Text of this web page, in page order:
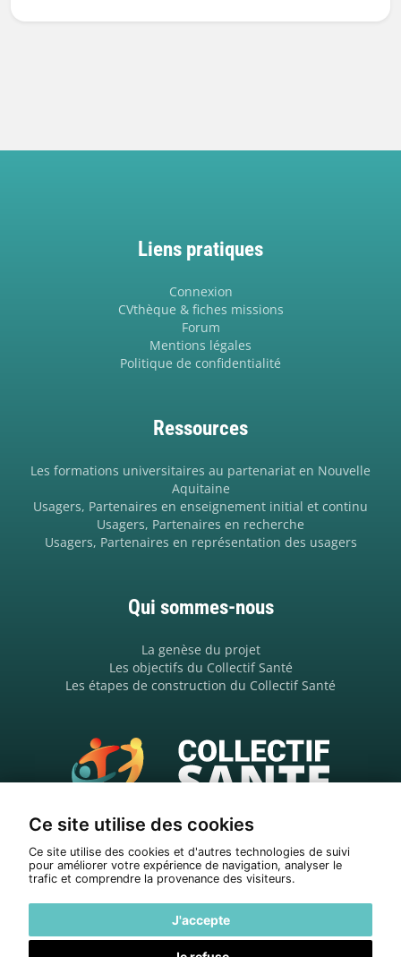
Ce site utilise des cookies
Ce site utilise des cookies et d'autres technologies de suivi
pour améliorer votre expérience de navigation, analyser le
trafic et comprendre la provenance des visiteurs.
J'accepte
Liens pratiques
Connexion
CVthèque & fiches missions
Forum
Mentions légales
Politique de confidentialité
Ressources
Les formations universitaires au partenariat en Nouvelle
Aquitaine
Usagers, Partenaires en enseignement initial et continu
Usagers, Partenaires en recherche
Usagers, Partenaires en représentation des usagers
Qui sommes-nous
La genèse du projet
Les objectifs du Collectif Santé
Les étapes de construction du Collectif Santé
6 rue Jules Guesde, 33800 Bordeaux
06 98 02 74 23
contact
collectif-sante․fr